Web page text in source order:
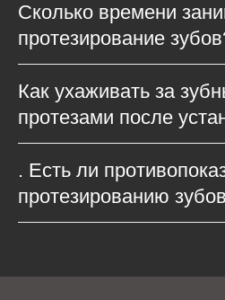
Сколько времени
протезирование зубов
Как ухаживать за
протезами после
. Есть ли
протезированию зубов